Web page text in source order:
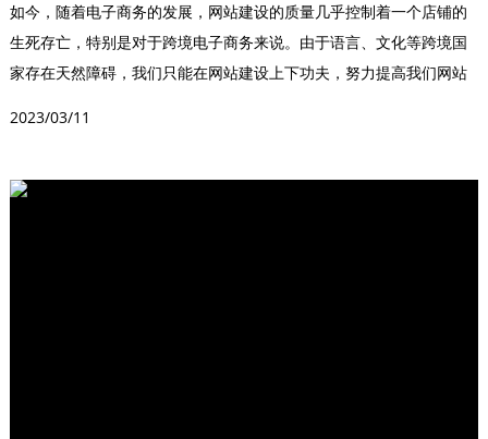
如今，随着电子商务的发展，网站建设的质量几乎控制着一个店铺的
生死存亡，特别是对于跨境电子商务来说。由于语言、文化等跨境国
家存在天然障碍，我们只能在网站建设上下功夫，努力提高我们网站
2023/03/11